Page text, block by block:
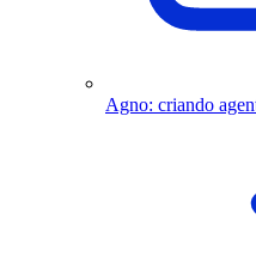
Agno: criando